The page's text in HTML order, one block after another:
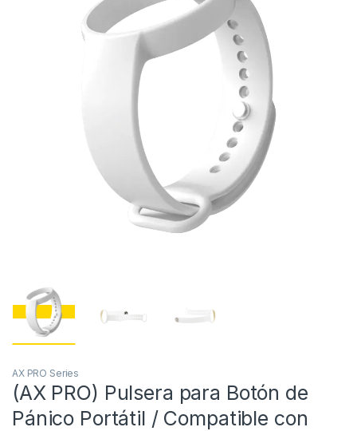
AX PRO Series
(AX PRO) Pulsera para Botón de
Pánico Portátil / Compatible con